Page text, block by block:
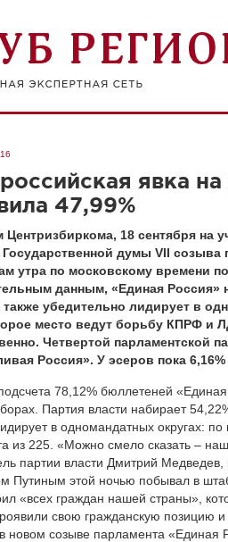
явка
47,99%
18 сентября на
Государственной думы VII созыва
утра по московскому времени
данным, «Единая Россия»
также убедительно лидирует в
место ведут борьбу КПРФ и
Четвертой парламентской
Россия». У эсеров пока
78,12% бюллетеней
Партия власти набирает
в одномандатных округах:
из 225. «Можно смело сказать –
партии власти Дмитрий
Путиным этой ночью побывал в
«всех граждан нашей страны»,
свою гражданскую позицию
новом созыве парламента «Единая